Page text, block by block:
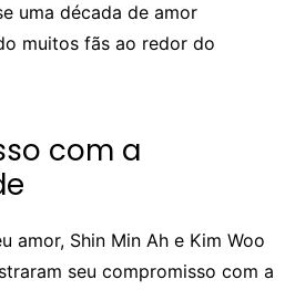
uma década de amor
muitos fãs ao redor do
com a
amor, Shin Min Ah e Kim Woo
seu compromisso com a